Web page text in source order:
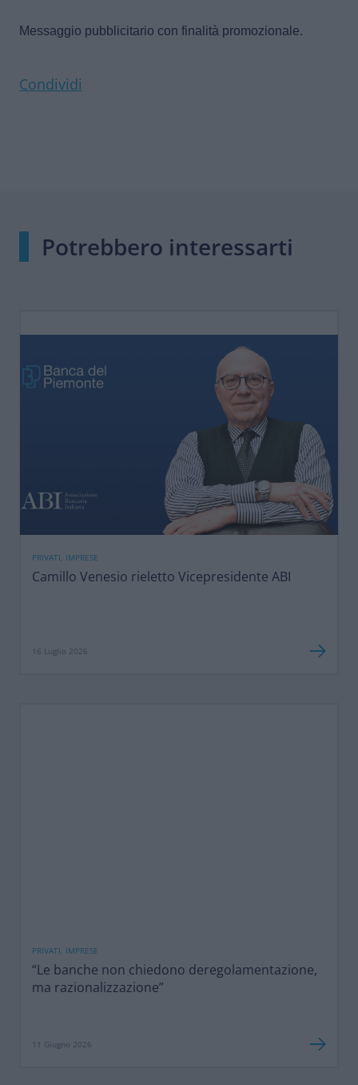
Messaggio pubblicitario con finalità promozionale.
Condividi
Potrebbero interessarti
PRIVATI, IMPRESE
Camillo Venesio rieletto Vicepresidente ABI
16 Luglio 2026
PRIVATI, IMPRESE
“Le banche non chiedono deregolamentazione,
ma razionalizzazione”
11 Giugno 2026